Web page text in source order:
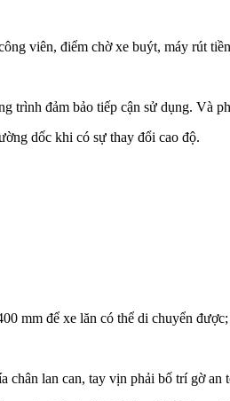
viên, điểm chờ xe buýt, máy rút
đảm bảo tiếp cận sử dụng. Và
dốc khi có sự thay đổi cao độ.
mm để xe lăn có thể di chuyển được;
lan can, tay vịn phải bố trí gờ an